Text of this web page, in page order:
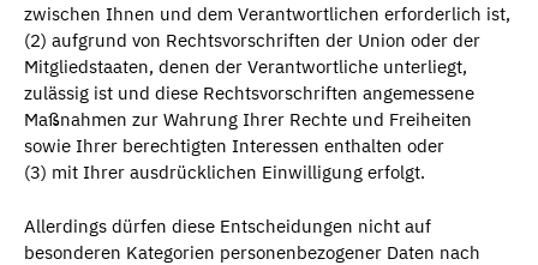
zwischen Ihnen und dem Verantwortlichen erforderlich ist,
(2) aufgrund von Rechtsvorschriften der Union oder der
Mitgliedstaaten, denen der Verantwortliche unterliegt,
zulässig ist und diese Rechtsvorschriften angemessene
Maßnahmen zur Wahrung Ihrer Rechte und Freiheiten
sowie Ihrer berechtigten Interessen enthalten oder
(3) mit Ihrer ausdrücklichen Einwilligung erfolgt.
Allerdings dürfen diese Entscheidungen nicht auf
besonderen Kategorien personenbezogener Daten nach